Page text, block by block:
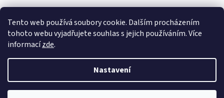
Tento web používá soubory cookie. Dalším procházením
tohoto webu vyjadřujete souhlas s jejich používáním. Více
informacízde.
Nastavení